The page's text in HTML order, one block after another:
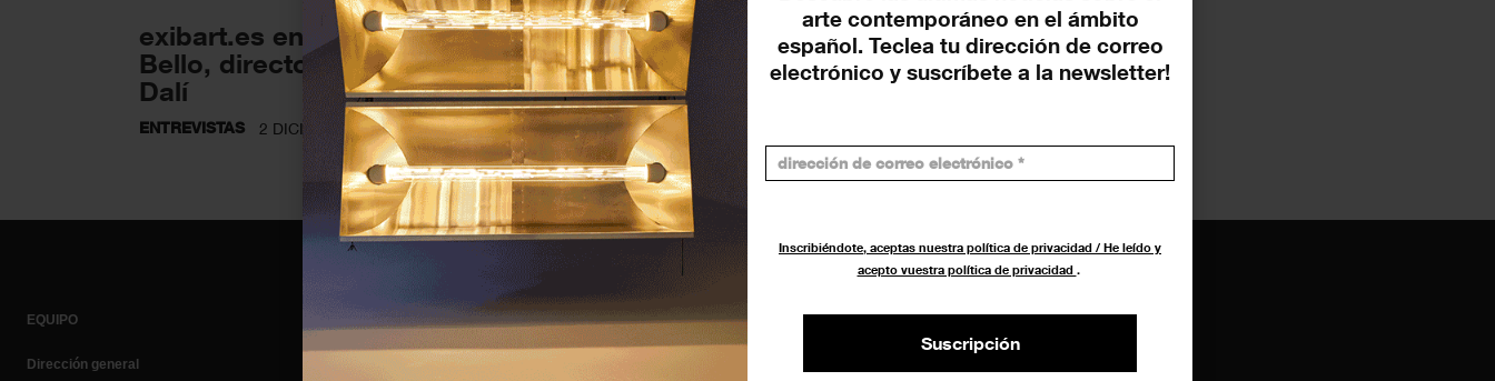
arte contemporáneo en el ámbito
español. Teclea tu dirección de correo
electrónico y suscríbete a la newsletter!
Inscribiéndote, aceptas nuestra política de privacidad / He leído y
acepto vuestra política de privacidad .
Suscripción
exibart.es entrevista: Mónica
Bello, directora de Platform
Dalí
ENTREVISTAS 2 DICIEMBRE 2025
EQUIPO
Dirección general